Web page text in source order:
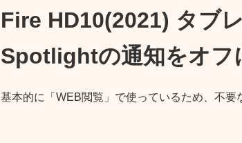
Fire HD10(2021) タブ
Spotlightの通知をオフ
基本的に「WEB閲覧」で使っているため、不要